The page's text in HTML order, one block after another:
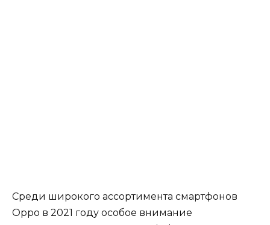
Среди широкого ассортимента смартфонов
Oppo в 2021 году особое внимание